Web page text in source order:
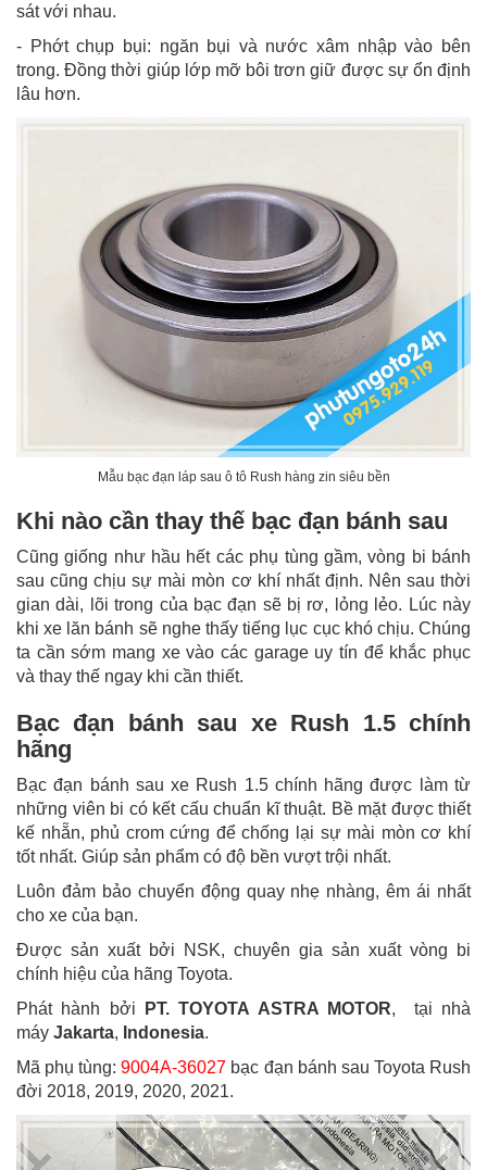
sát với nhau.
- Phớt chụp bụi: ngăn bụi và nước xâm nhập vào bên
trong. Đồng thời giúp lớp mỡ bôi trơn giữ được sự ổn định
lâu hơn.
Mẫu bạc đạn láp sau ô tô Rush hàng zin siêu bền
Khi nào cần thay thế bạc đạn bánh sau
Cũng giống như hầu hết các phụ tùng gầm, vòng bi bánh
sau cũng chịu sự mài mòn cơ khí nhất định. Nên sau thời
gian dài, lõi trong của bạc đạn sẽ bị rơ, lỏng lẻo. Lúc này
khi xe lăn bánh sẽ nghe thấy tiếng lục cục khó chịu. Chúng
ta cần sớm mang xe vào các garage uy tín để khắc phục
và thay thế ngay khi cần thiết.
Bạc đạn bánh sau xe Rush 1.5 chính
hãng
Bạc đạn bánh sau xe Rush 1.5 chính hãng được làm từ
những viên bi có kết cấu chuẩn kĩ thuật. Bề mặt được thiết
kế nhẵn, phủ crom cứng để chống lại sự mài mòn cơ khí
tốt nhất. Giúp sản phẩm có độ bền vượt trội nhất.
Luôn đảm bảo chuyển động quay nhẹ nhàng, êm ái nhất
cho xe của bạn.
Được sản xuất bởi NSK, chuyên gia sản xuất vòng bi
chính hiệu của hãng Toyota.
Phát hành bởi
PT. TOYOTA ASTRA MOTOR, tại nhà
máy Jakarta, Indonesia.
Mã phụ tùng:9004A-36027 bạc đạn bánh sau Toyota Rush
đời 2018, 2019, 2020, 2021.